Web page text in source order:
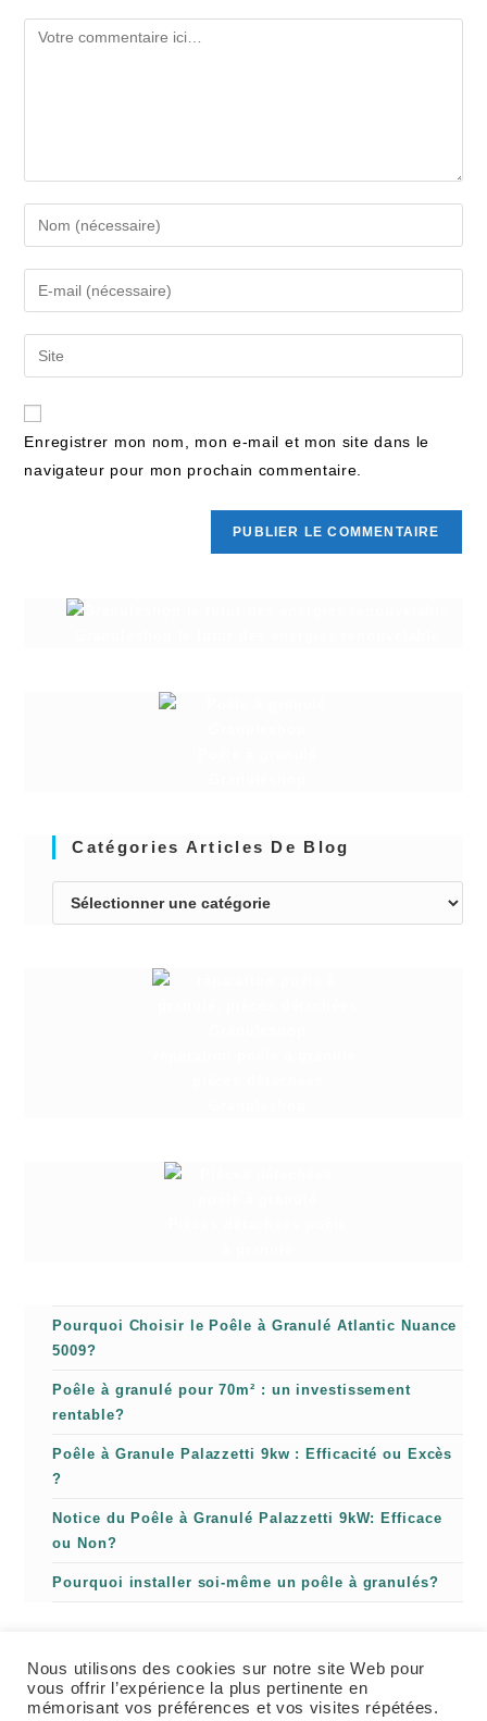
Enregistrer mon nom, mon e-mail et mon site dans le
navigateur pour mon prochain commentaire.
Catégories Articles De Blog
Pourquoi Choisir le Poêle à Granulé Atlantic Nuance
5009?
Poêle à granulé pour 70m² : un investissement
rentable?
Poêle à Granule Palazzetti 9kw : Efficacité ou Excès
?
Notice du Poêle à Granulé Palazzetti 9kW: Efficace
ou Non?
Pourquoi installer soi-même un poêle à granulés?
Granuleshop poêle à granulé
Nous utilisons des cookies sur notre site Web pour
vous offrir l’expérience la plus pertinente en
mémorisant vos préférences et vos visites répétées.